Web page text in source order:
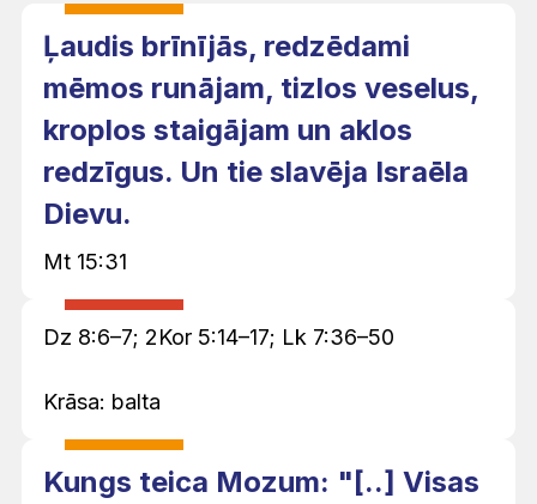
Ļaudis brīnījās, redzēdami
mēmos runājam, tizlos veselus,
kroplos staigājam un aklos
redzīgus. Un tie slavēja Israēla
Dievu.
Mt 15:31
Dz 8:6–7; 2Kor 5:14–17; Lk 7:36–50
Krāsa: balta
Kungs teica Mozum: "[..] Visas